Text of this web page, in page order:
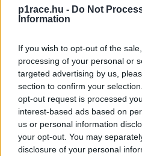
p1race.hu - Do Not
Information
If you wish to opt-out of the
processing of your personal or
targeted advertising by us,
section to confirm your
opt-out request is processed
interest-based ads based on
us or personal information
your opt-out. You may
disclosure of your personal
hivatalos Audi pilótával
addig a sprintkörben most
Vervisch-sel osztozott a
Szombatonegy kevésbé
kvalifikáción megpördült,
hétvége első
rövid távolságra van
szülővárosától.